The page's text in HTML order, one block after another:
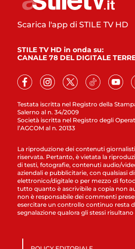
Testata iscritta nel Registro della
Salerno al n. 34/2009
Società iscritta nel Registro degli
l’AGCOM al n. 20133
Scarica l'app di STILE TV HD
STILE TV HD in onda su:
CANALE 78 DEL DIGITALE
La riproduzione dei contenuti
riservata. Pertanto, è vietata la
di testi, fotografie, contenuti audio/
aziendali e pubblicitarie, con qualsiasi
elettronico/digitale o per mezzo di
tutto quanto è ascrivibile a copia non
non è responsabile dei commenti
esercitare un controllo continuo resta
segnalazione qualora gli stessi